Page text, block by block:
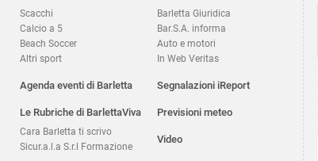
Scacchi
Calcio a 5
Beach Soccer
Altri sport
Agenda eventi di Barletta
Le Rubriche di BarlettaViva
Cara Barletta ti scrivo
Sicur.a.l.a S.r.l Formazione
Barletta Giuridica
Bar.S.A. informa
Auto e motori
In Web Veritas
Segnalazioni iReport
Previsioni meteo
Video